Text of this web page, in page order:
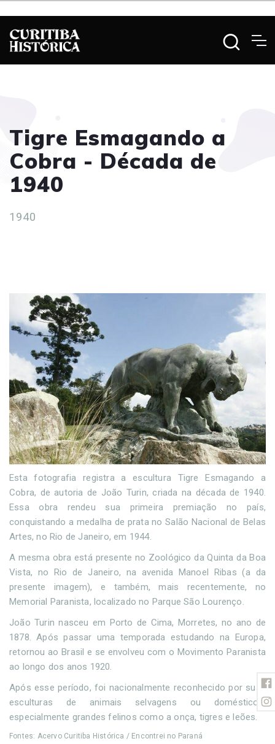
Tigre Esmagando a
Cobra - Década de
1940
1940
Esta fotografia registra a escultura Tigre Esmagando a
Cobra, de autoria de João Turin, criada na década de 1940.
Essa obra rendeu sua primeira premiação no país,
conquistando a medalha de prata no Salão Nacional de Belas
Artes, no Rio de Janeiro, em 1944.
A mesma obra está presente no Zoológico da Quinta da Boa
Vista, no Rio de Janeiro, na avenida Manoel Ribas (a da
presente imagem), e também, mais recentemente, no
Memorial Paranista, localizado no Parque São Lourenço.
João Turin nasceu em Porto de Cima, Morretes, no ano de
1878. Após passar uma temporada estudando na Europa,
retornou ao Brasil e se envolveu com o Movimento Paranista
ao longo dos anos 1920.
Após esse período, foi nacionalmente reconhecido por suas
esculturas de animais selvagens ou domésticos,
especialmente grandes felinos como a onça, tigres e leões.
Fontes: Acervo Curitiba Histórica / Encontrei no Paraná